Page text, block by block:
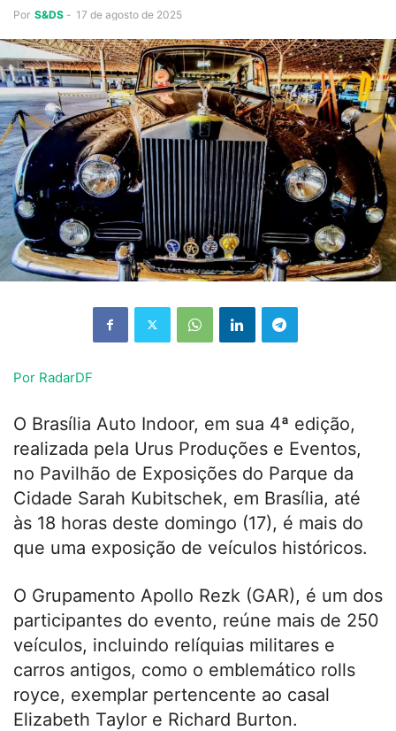
Por S&DS - 17 de agosto de 2025
Por RadarDF
O Brasília Auto Indoor, em sua 4ª edição,
realizada pela Urus Produções e Eventos,
no Pavilhão de Exposições do Parque da
Cidade Sarah Kubitschek, em Brasília, até
às 18 horas deste domingo (17), é mais do
que uma exposição de veículos históricos.
O Grupamento Apollo Rezk (GAR), é um dos
participantes do evento, reúne mais de 250
veículos, incluindo relíquias militares e
carros antigos, como o emblemático rolls
royce, exemplar pertencente ao casal
Elizabeth Taylor e Richard Burton.